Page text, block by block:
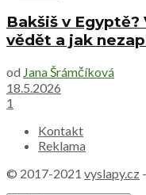
Bakšiš v
vědět a jak
od Jana Šrámčíková
18.5.2026
1
Kontakt
Reklama
© 2017-2021 vyslapy.cz